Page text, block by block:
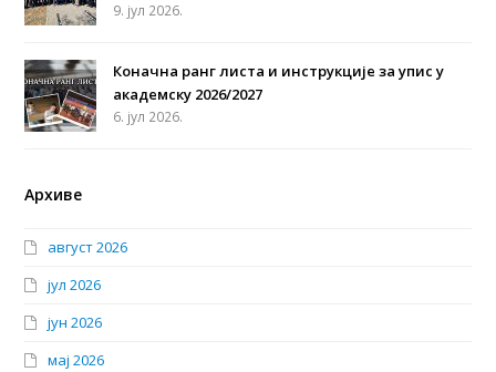
9. јул 2026.
Коначна ранг листа и инструкције за упис у
академску 2026/2027
6. јул 2026.
Архиве
август 2026
јул 2026
јун 2026
мај 2026